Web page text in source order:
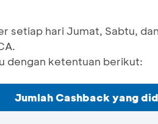
setiap hari Jumat, Sabtu,
dengan ketentuan berikut:
Jumlah Cashback yang